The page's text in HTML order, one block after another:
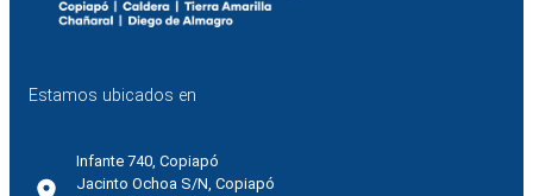
Estamos ubicados en
Infante 740, Copiapó
Jacinto Ochoa S/N, Copiapó